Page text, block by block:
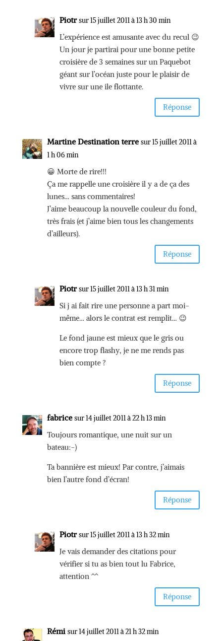
Piotr sur 15 juillet 2011 à 13 h 30 min
L’expérience est amusante avec du recul 😉
Un jour je partirai pour une bonne petite
croisière de 3 semaines sur un Paquebot
géant sur l’océan juste pour le plaisir de
vivre sur une ile flottante.
Réponse
Martine Destination terre sur 15 juillet 2011 à
1 h 06 min
😀 Morte de rire!!!
Ça me rappelle une croisière il y a de ça des
lunes… sans commentaires!
J’aime beaucoup la nouvelle couleur du fond,
très frais (et j’aime bien tous les changements
d’ailleurs).
Réponse
Piotr sur 15 juillet 2011 à 13 h 31 min
Si j ai fait rire une personne a part moi-
même… alors le contrat est remplit… 😉
Le fond jaune est mieux que le gris ou
encore trop flashy, je ne me rends pas
bien compte ?
Réponse
fabrice sur 14 juillet 2011 à 22 h 13 min
Toujours romantique, une nuit sur un
bateau:-)
Ta bannière est mieux! Par contre, j’aimais
bien l’autre fond d’écran!
Réponse
Piotr sur 15 juillet 2011 à 13 h 32 min
Je vais demander des citations pour
vérifier si tu as bien tout lu Fabrice,
attention ^^
Réponse
Rémi sur 14 juillet 2011 à 21 h 32 min